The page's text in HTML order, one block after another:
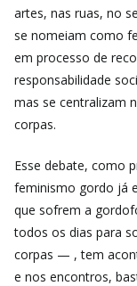
artes, nas ruas, no
se nomeiam como
em processo de
responsabilidade
mas se centralizam
corpas.
Esse debate, como
feminismo gordo já
que sofrem a
todos os dias para
corpas — , tem
e nos encontros,